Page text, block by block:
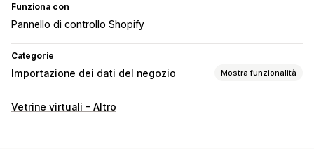
Funziona con
Pannello di controllo Shopify
Categorie
Importazione dei dati del negozio Mostra funzionalità
Sincronizzazione dei dati
Vetrine virtuali - Altro